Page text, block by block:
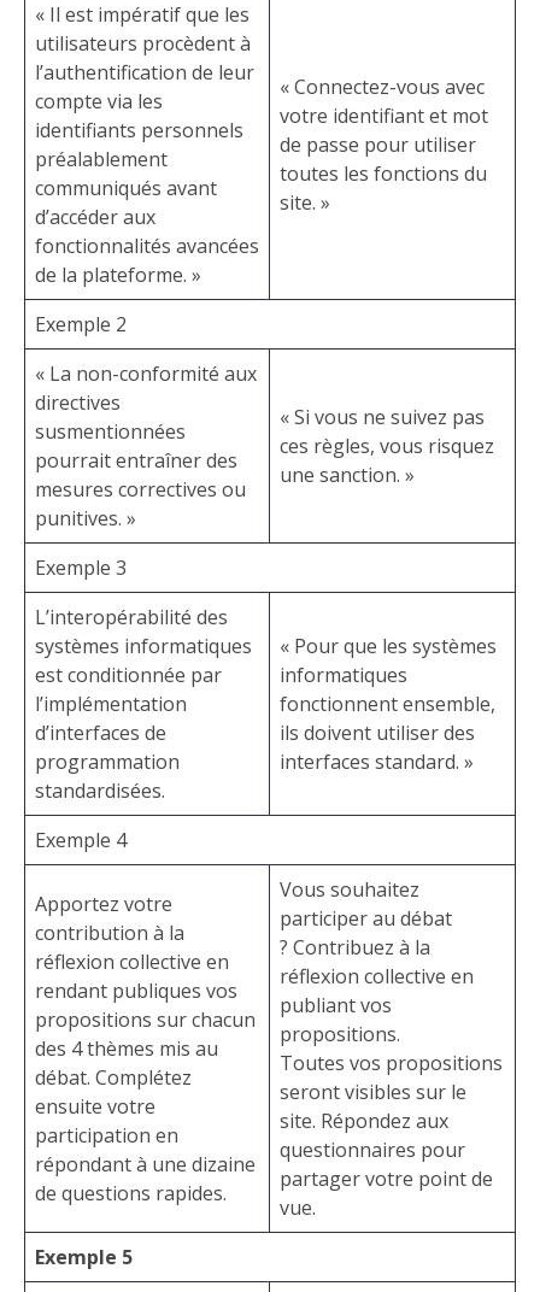
« Il est impératif que les
utilisateurs procèdent à
l’authentification de leur
compte via les
identifiants personnels
préalablement
communiqués avant
d’accéder aux
fonctionnalités avancées
de la plateforme. »
« Connectez-vous avec
votre identifiant et mot
de passe pour utiliser
toutes les fonctions du
site. »
Exemple 2
« La non-conformité aux
directives
susmentionnées
pourrait entraîner des
mesures correctives ou
punitives. »
« Si vous ne suivez pas
ces règles, vous risquez
une sanction. »
Exemple 3
L’interopérabilité des
systèmes informatiques
est conditionnée par
l’implémentation
d’interfaces de
programmation
standardisées.
« Pour que les systèmes
informatiques
fonctionnent ensemble,
ils doivent utiliser des
interfaces standard. »
Exemple 4
Apportez votre
contribution à la
réflexion collective en
rendant publiques vos
propositions sur chacun
des 4 thèmes mis au
débat. Complétez
ensuite votre
participation en
répondant à une dizaine
de questions rapides.
Vous souhaitez
participer au débat
? Contribuez à la
réflexion collective en
publiant vos
propositions.
Toutes vos propositions
seront visibles sur le
site. Répondez aux
questionnaires pour
partager votre point de
vue.
Exemple 5